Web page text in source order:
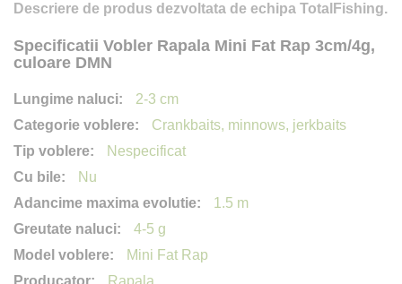
Descriere de produs dezvoltata de echipa TotalFishing.
Specificatii Vobler Rapala Mini Fat Rap 3cm/4g,
culoare DMN
2-3 cm
Crankbaits, minnows, jerkbaits
Nespecificat
Nu
1.5 m
4-5 g
Mini Fat Rap
Rapala